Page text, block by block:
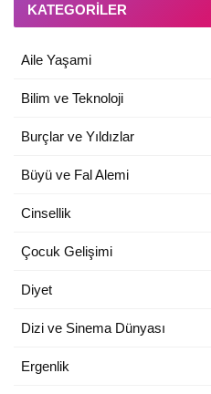
KATEGORILER
Aile Yaşami
Bilim ve Teknoloji
Burçlar ve Yıldızlar
Büyü ve Fal Alemi
Cinsellik
Çocuk Gelişimi
Diyet
Dizi ve Sinema Dünyası
Ergenlik